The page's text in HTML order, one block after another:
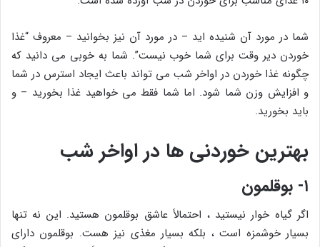
شما در مورد آن شنیده اید – در مورد آن نیز بخوانید – معروف “غذا
خوردن دیر وقت برای شما خوب نیست”. شما به خوبی می دانید که
چگونه غذا خوردن در اواخر شب می تواند باعث ایجاد استرس در شما
و افزایش وزن شما شود. اما شما فقط می خواهید غذا بخورید – و
باید بخورید.
بهترین خوردنی ها در اواخر شب
۱- بوقلمون
اگر گیاه خوار نیستید ، احتمالاً عاشق بوقلمون هستید. این نه تنها
بسیار خوشمزه است ، بلکه بسیار مغذی نیز هست. بوقلمون دارای